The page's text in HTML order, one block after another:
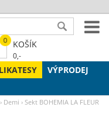
VÝPRODEJ
› Demi ›Sekt BOHEMIA LA FLEUR
0 KOŠÍK
0,-